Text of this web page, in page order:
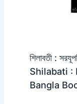
শিলাবতী :
Shilabati :
Bangla